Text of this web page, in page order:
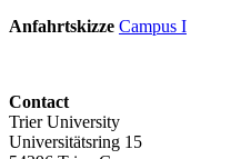
Anfahrtskizze Campus I
Contact
Trier University
Universitätsring 15